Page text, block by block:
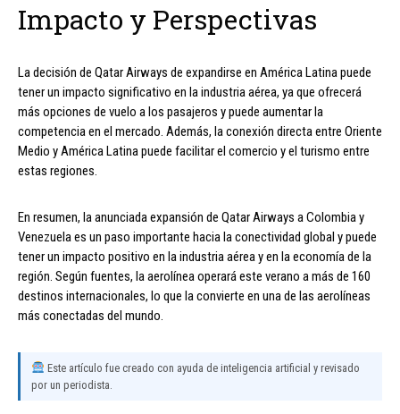
Impacto y Perspectivas
La decisión de Qatar Airways de expandirse en América Latina puede
tener un impacto significativo en la industria aérea, ya que ofrecerá
más opciones de vuelo a los pasajeros y puede aumentar la
competencia en el mercado. Además, la conexión directa entre Oriente
Medio y América Latina puede facilitar el comercio y el turismo entre
estas regiones.
En resumen, la anunciada expansión de Qatar Airways a Colombia y
Venezuela es un paso importante hacia la conectividad global y puede
tener un impacto positivo en la industria aérea y en la economía de la
región. Según fuentes, la aerolínea operará este verano a más de 160
destinos internacionales, lo que la convierte en una de las aerolíneas
más conectadas del mundo.
Este artículo fue creado con ayuda de inteligencia artificial y revisado
por un periodista.